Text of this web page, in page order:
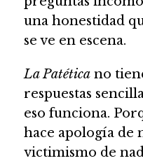
una honestidad
se ve en escena.
La Patéticano
respuestas
eso funciona.
hace apología de
victimismo de